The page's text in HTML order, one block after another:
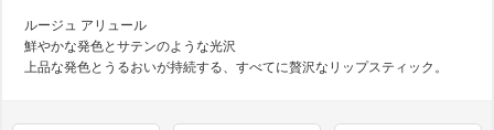
ルージュ アリュール
鮮やかな発色とサテンのような光沢
上品な発色とうるおいが持続する、すべてに贅沢なリップスティック。